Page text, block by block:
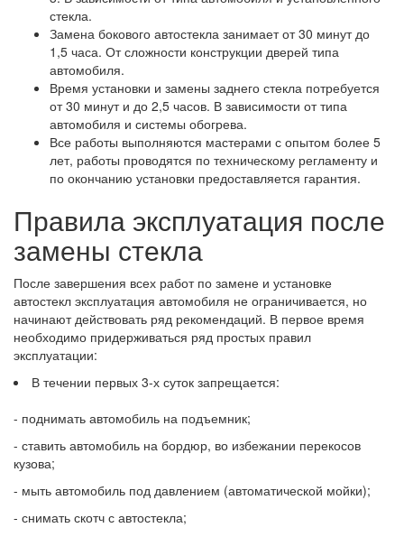
стекла.
Замена бокового автостекла занимает от 30 минут до
1,5 часа. От сложности конструкции дверей типа
автомобиля.
Время установки и замены заднего стекла потребуется
от 30 минут и до 2,5 часов. В зависимости от типа
автомобиля и системы обогрева.
Все работы выполняются мастерами с опытом более 5
лет, работы проводятся по техническому регламенту и
по окончанию установки предоставляется гарантия.
Правила эксплуатация после
замены стекла
После завершения всех работ по замене и установке
автостекл эксплуатация автомобиля не ограничивается, но
начинают действовать ряд рекомендаций. В первое время
необходимо придерживаться ряд простых правил
эксплуатации:
В течении первых 3-х суток запрещается:
- поднимать автомобиль на подъемник;
- ставить автомобиль на бордюр, во избежании перекосов
кузова;
- мыть автомобиль под давлением (автоматической мойки);
- снимать скотч с автостекла;